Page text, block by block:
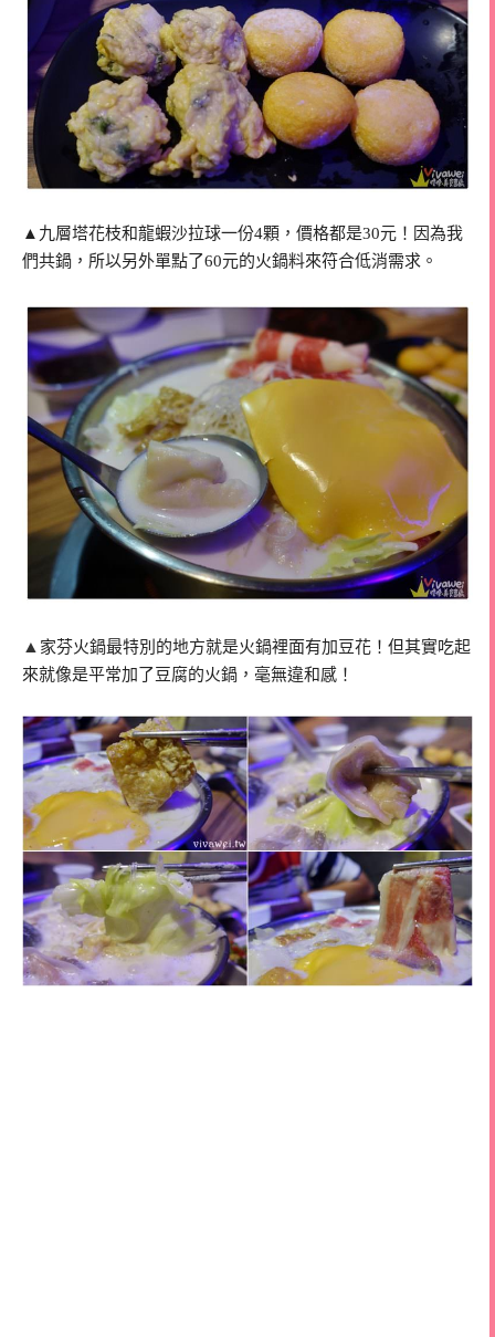
▲九層塔花枝和龍蝦沙拉球一份4顆，價格都是30元！因為我
們共鍋，所以另外單點了60元的火鍋料來符合低消需求。
▲ 家芬火鍋最特別的地方就是火鍋裡面有加豆花！但其實吃起
來就像是平常加了豆腐的火鍋，毫無違和感！